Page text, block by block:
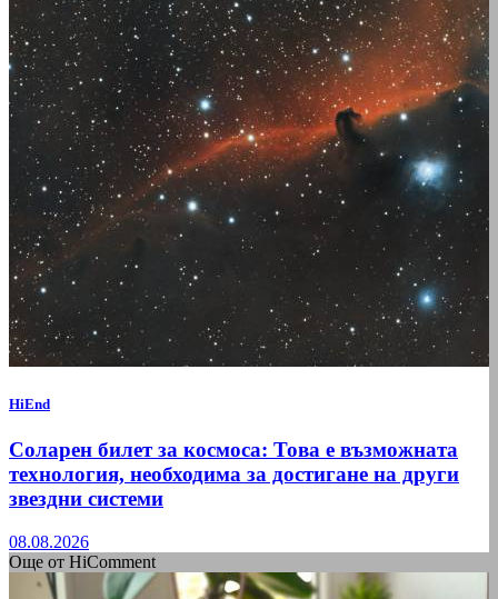
HiEnd
Соларен билет за космоса: Това е възможната
технология, необходима за достигане на други
звездни системи
08.08.2026
Още от HiComment